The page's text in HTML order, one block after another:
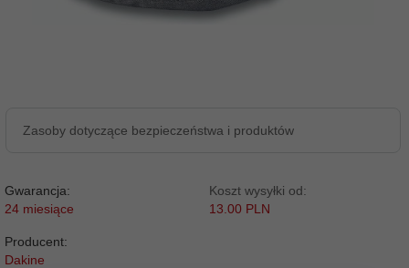
Zasoby dotyczące bezpieczeństwa i produktów
Gwarancja:
24 miesiące
Koszt wysyłki od:
13.00 PLN
Producent:
Dakine